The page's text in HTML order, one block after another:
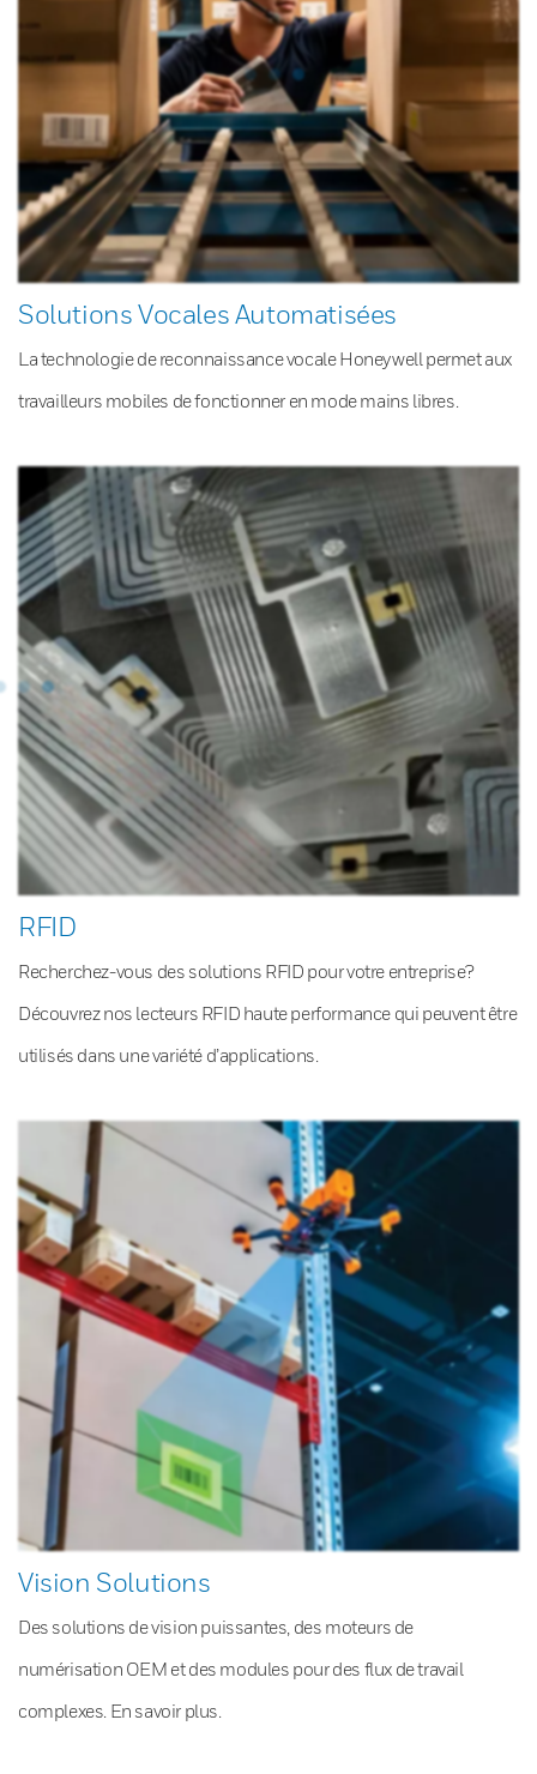
Solutions Vocales Automatisées
La technologie de reconnaissance vocale Honeywell permet aux
travailleurs mobiles de fonctionner en mode mains libres.
RFID
Recherchez-vous des solutions RFID pour votre entreprise?
Découvrez nos lecteurs RFID haute performance qui peuvent être
utilisés dans une variété d’applications.
Vision Solutions
Des solutions de vision puissantes, des moteurs de
numérisation OEM et des modules pour des flux de travail
complexes. En savoir plus.